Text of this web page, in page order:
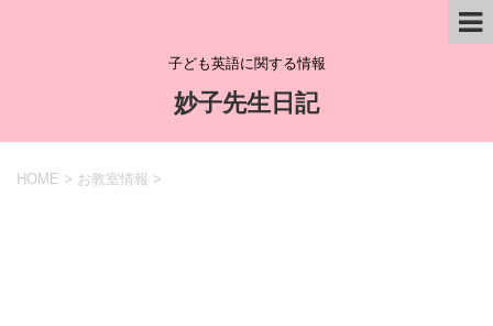
子ども英語に関する情報
妙子先生日記
HOME > お教室情報 >